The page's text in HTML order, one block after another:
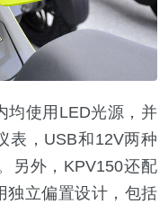
使用LED光源，并
表，USB和12V两种
另外，KPV150还配
独立偏置设计，包括